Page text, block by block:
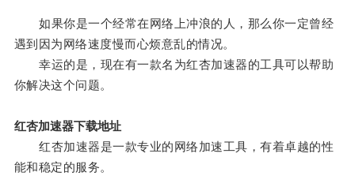
如果你是一个经常在网络上冲浪的人，那么你一定曾经
遇到因为网络速度慢而心烦意乱的情况。
幸运的是，现在有一款名为红杏加速器的工具可以帮助
你解决这个问题。
红杏加速器下载地址
红杏加速器是一款专业的网络加速工具，有着卓越的性
能和稳定的服务。